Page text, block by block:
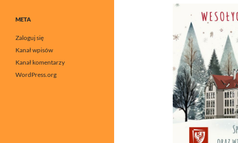
META
Zaloguj się
Kanał wpisów
Kanał komentarzy
WordPress.org